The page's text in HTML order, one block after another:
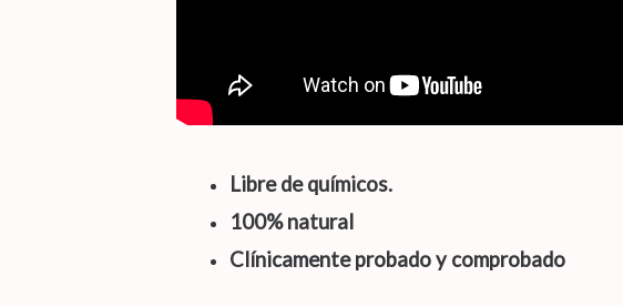
Libre de químicos.
100% natural
Clínicamente probado y comprobado